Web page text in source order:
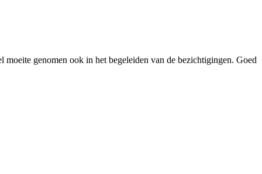
genomen ook in het begeleiden van de bezichtigingen. Goed